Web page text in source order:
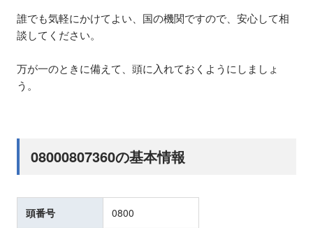
誰でも気軽にかけてよい、国の機関ですので、安心して相
談してください。
万が一のときに備えて、頭に入れておくようにしましょ
う。
08000807360の基本情報
頭番号 0800